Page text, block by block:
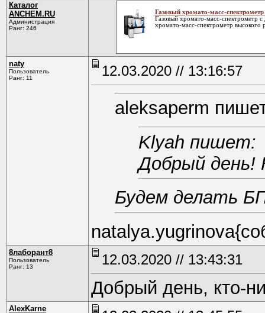
Каталог
ANCHEM.RU
Администрация
Ранг: 246
Газовый хромато-масс-
Газовый хромато-масс-спектрометр
хромато-масс-спектрометр высокого
naty
Пользователь
Ранг: 11
12.03.2020 // 13:16:57
aleksaperm
Klyah пишет:
Добрый день!
Будем делать
8лаборант8
Пользователь
Ранг: 13
12.03.2020 // 13:43:31
Добрый день, кто-
AlexKarne